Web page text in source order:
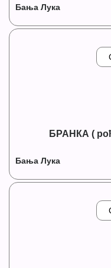
Бања Лука
БРАНКА (
Бања Лука